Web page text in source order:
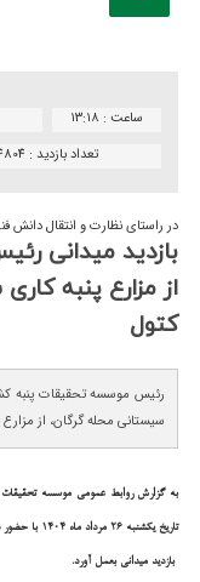
ساعت : ۱۳:۱۸
تعداد بازدید :
در راستای نظارت و انتقال دانش
بازدید میدانی
از مزارع پنبه
كتول
رئیس موسسه تحقیقات پنبه
سیستانی محله گرگان، از مزارع
به گزارش روابط عمومی موسسه تحقیقات
تاریخ
بازدید میدانی بعمل آورد.